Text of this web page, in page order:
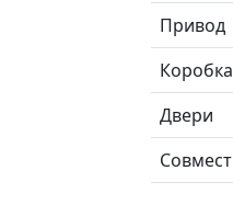
Привод
Коробка
Двери